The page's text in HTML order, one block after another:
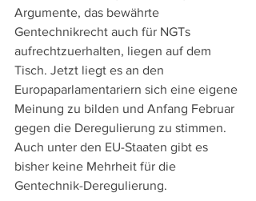
Argumente, das bewährte
Gentechnikrecht auch für NGTs
aufrechtzuerhalten, liegen auf dem
Tisch. Jetzt liegt es an den
Europaparlamentariern sich eine eigene
Meinung zu bilden und Anfang Februar
gegen die Deregulierung zu stimmen.
Auch unter den EU-Staaten gibt es
bisher keine Mehrheit für die
Gentechnik-Deregulierung.